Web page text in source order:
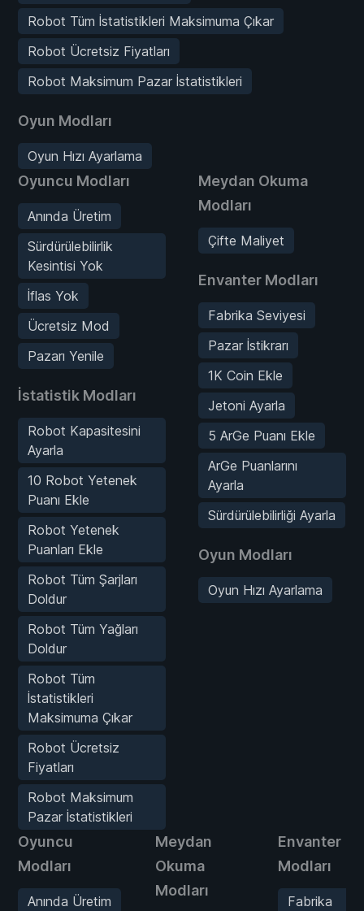
Robot Tüm İstatistikleri Maksimuma Çıkar
Robot Ücretsiz Fiyatları
Robot Maksimum Pazar İstatistikleri
Oyun Modları
Oyun Hızı Ayarlama
Oyuncu Modları
Anında Üretim
Sürdürülebilirlik
Kesintisi Yok
İflas Yok
Ücretsiz Mod
Pazarı Yenile
İstatistik Modları
Robot Kapasitesini
Ayarla
10 Robot Yetenek
Puanı Ekle
Robot Yetenek
Puanları Ekle
Robot Tüm Şarjları
Doldur
Robot Tüm Yağları
Doldur
Robot Tüm
İstatistikleri
Maksimuma Çıkar
Robot Ücretsiz
Fiyatları
Robot Maksimum
Pazar İstatistikleri
Meydan Okuma
Modları
Çifte Maliyet
Envanter Modları
Fabrika Seviyesi
Pazar İstikrarı
1K Coin Ekle
Jetoni Ayarla
5 ArGe Puanı Ekle
ArGe Puanlarını
Ayarla
Sürdürülebilirliği Ayarla
Oyun Modları
Oyun Hızı Ayarlama
Oyuncu
Modları
Anında Üretim
Meydan
Okuma
Modları
Envanter
Modları
Fabrika